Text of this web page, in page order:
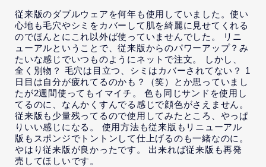
従来版のダブルウェアを何年も使用していました。使い
心地も毛穴やシミをカバーして肌を綺麗に見せてくれる
のでほんとにこれ以外ば使っていませんでした。 リニ
ューアルということで、従来版からのパワーアップ？み
たいな感じでいつものようにネットで注文。 しかし、
全く別物？ 毛穴は目立つ、シミはカバーされてない？ 1
日目は自分が疲れてるのかも？（笑）とか思っていまし
たが2週間使ってもイマイチ。 色も同じサンドを使用し
てるのに、なんかくすんでる感じで顔色がさえません。
従来版も少量残ってるので使用してみたところ、やっぱ
りいい感じになる。 使用方法も従来版もリニューアル
版もスポンジでトントンして仕上げるのも一緒なのに。
やはり従来版が良かったです。 出来れば従来版も再発
売してほしいです。